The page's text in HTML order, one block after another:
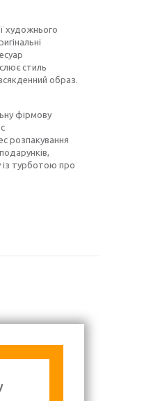
художнього
стиль
образ.
фірмову
розпакування
із турботою про